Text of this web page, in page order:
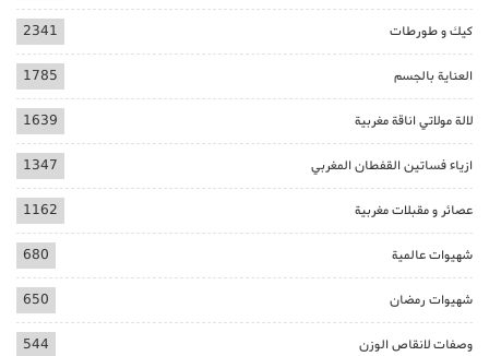
كيك و طورطات 2341
العناية بالجسم 1785
لالة مولاتي اناقة مغربية 1639
ازياء فساتين القفطان المغربي 1347
عصائر و مقبلات مغربية 1162
شهيوات عالمية 680
شهيوات رمضان 650
وصفات لانقاص الوزن 544